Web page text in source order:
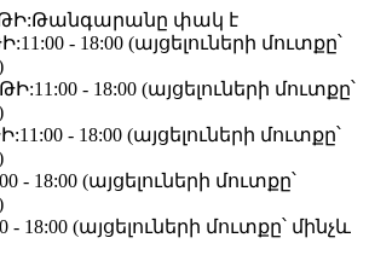
Թանգարանը փակ է
11:00 - 18:00 (այցելուների մուտքը՝
11:00 - 18:00 (այցելուների մուտքը՝
11:00 - 18:00 (այցելուների մուտքը՝
- 18:00 (այցելուների մուտքը՝
- 18:00 (այցելուների մուտքը՝ մինչև